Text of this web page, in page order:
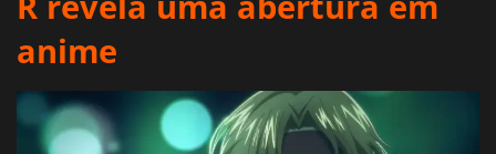
ENTRAR OU REGISTAR
anime